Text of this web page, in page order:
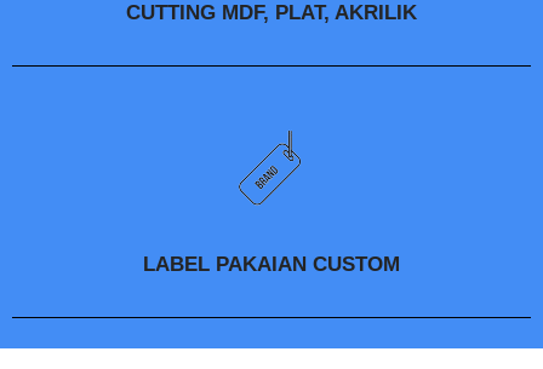
CUTTING MDF, PLAT, AKRILIK
LABEL PAKAIAN CUSTOM